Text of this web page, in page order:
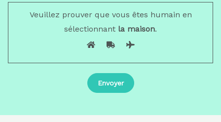
Veuillez prouver que vous êtes humain en
sélectionnant la maison.